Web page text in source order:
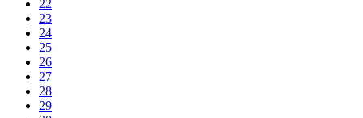
22
23
24
25
26
27
28
29